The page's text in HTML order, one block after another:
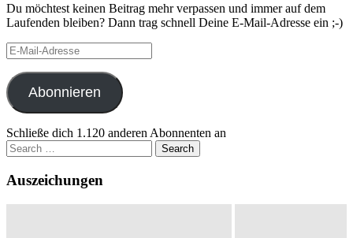
Du möchtest keinen Beitrag mehr verpassen und immer auf dem
Laufenden bleiben? Dann trag schnell Deine E-Mail-Adresse ein ;-)
E-
Mail-
Adresse
Abonnieren
Schließe dich 1.120 anderen Abonnenten an
Search
for:
Auszeichungen